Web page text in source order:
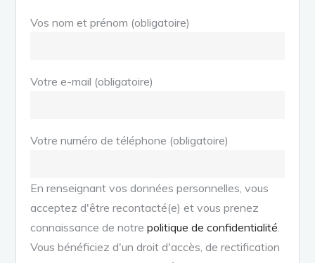
Vos nom et prénom (obligatoire)
Votre e-mail (obligatoire)
Votre numéro de téléphone (obligatoire)
En renseignant vos données personnelles, vous
acceptez d'être recontacté(e) et vous prenez
connaissance de notrepolitique de confidentialité
Vous bénéficiez d'un droit d'accès, de rectification